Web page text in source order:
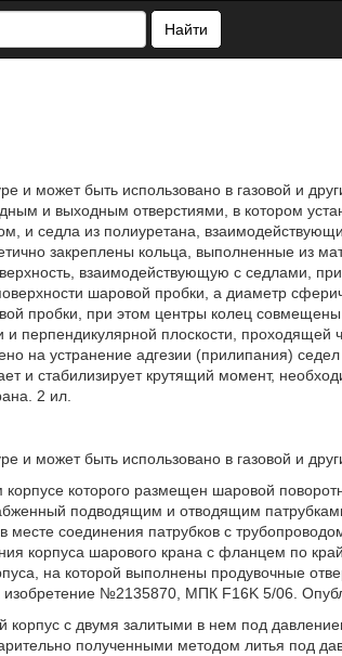
Найти
и может быть использовано в газовой и
и выходным отверстиями, в котором
и седла из полиуретана,
закреплены кольца, выполненные из
взаимодействующую с седлами,
шаровой пробки, а диаметр
пробки, при этом центры колец
перпендикулярной плоскости, проходящей
на устранение адгезии (прилипания)
и стабилизирует крутящий момент,
2 ил.
и может быть использовано в газовой и
которого размещен шаровой
подводящим и отводящим
месте соединения патрубков с
корпуса шарового крана с фланцем по
на которой выполнены продувочные
№2135870, МПК F16K 5/06.
корпус с двумя залитыми в нем под
полученными методом литья под